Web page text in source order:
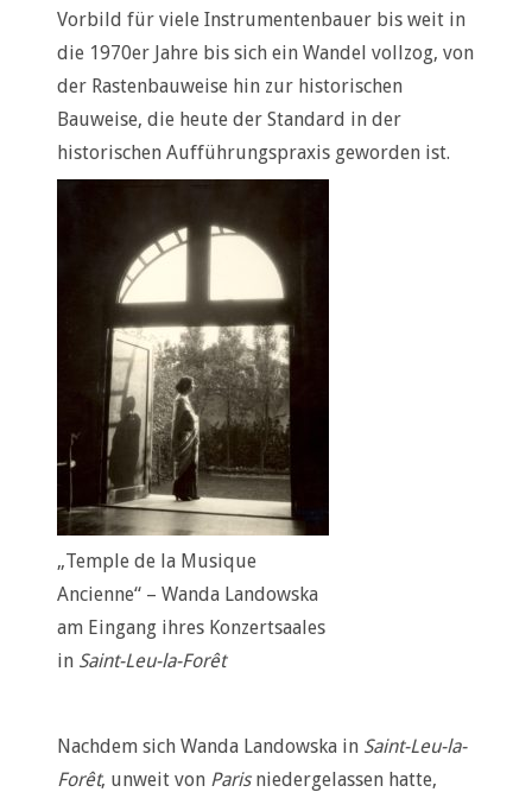
Vorbild für viele Instrumentenbauer bis weit in
die 1970er Jahre bis sich ein Wandel vollzog, von
der Rastenbauweise hin zur historischen
Bauweise, die heute der Standard in der
historischen Aufführungspraxis geworden ist.
„Temple de la Musique
Ancienne“ – Wanda Landowska
am Eingang ihres Konzertsaales
in Saint-Leu-la-Forêt
Nachdem sich Wanda Landowska in Saint-Leu-la-
Forêt, unweit von Parisniedergelassen hatte,